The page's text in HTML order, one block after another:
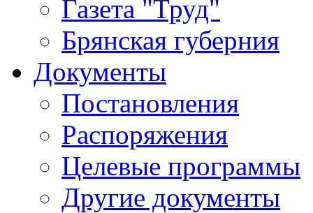
Газета "Труд"
Брянская губерния
Документы
Постановления
Распоряжения
Целевые программы
Другие документы